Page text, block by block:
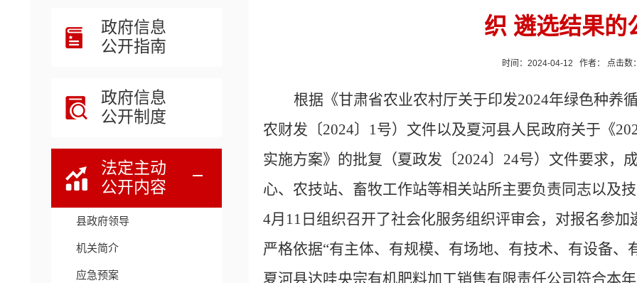
政府信息
公开指南
政府信息
公开制度
法定主动
公开内容
县政府领导
机关简介
应急预案
织 遴选结果的
时间：2024-04-12 作者： 点击数：
根据 《甘肃省农业农村厅关于印发2024年绿色种养
农财发〔2024〕 1号）文件以及夏河县人民政府关于《
实施方案》的批复（夏政发〔2024〕24号）文件要求，
心、农技站、畜牧工作站等相关站所主要负责同志以及
4月11日组织召开了社会化服务组织评审会，对报名参
严格依据“有主体、有规模、有场地、有技术、有设备、
夏河县达哇央宗有机肥料加工销售有限责任公司符合本